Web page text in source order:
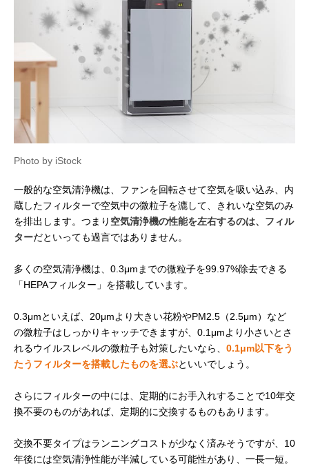
Photo by iStock
一般的な空気清浄機は、ファンを回転させて空気を吸い込み、内
蔵したフィルターで空気中の微粒子を漉して、きれいな空気のみ
を排出します。つまり 空気清浄機の性能を左右するのは、フィル
ターだといっても過言ではありません。
多くの空気清浄機は、0.3μmまでの微粒子を99.97%除去できる
「HEPAフィルター」を搭載しています。
0.3μmといえば、20μmより大きい花粉やPM2.5（2.5μm）など
の微粒子はしっかりキャッチできますが、0.1μmより小さいとさ
れるウイルスレベルの微粒子も対策したいなら、 0.1μm以下をう
たうフィルターを搭載したものを選ぶといいでしょう。
さらにフィルターの中には、定期的にお手入れすることで10年交
換不要のものがあれば、定期的に交換するものもあります。
交換不要タイプはランニングコストが少なく済みそうですが、10
年後には空気清浄性能が半減している可能性があり、一長一短。